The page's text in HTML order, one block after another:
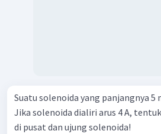
Suatu solenoida yang panjangnya
Jika solenoida dialiri arus 4 A,
di pusat dan ujung solenoida!